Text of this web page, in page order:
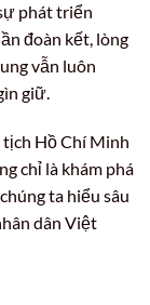
phát triển
đoàn kết, lòng
vẫn luôn
giữ.
tịch Hồ Chí Minh
chỉ là khám phá
ta hiểu sâu
dân Việt